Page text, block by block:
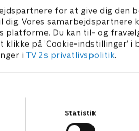
for at give dig den
Vores samarbejdspartnere
Du kan til- og
på ’Cookie-indstillinger’ i
i TV 2s privatlivspolitik.
Statistik